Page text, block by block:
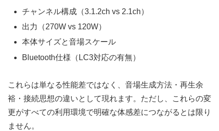
チャンネル構成（3.1.2ch vs 2.1ch）
出力（270W vs 120W）
本体サイズと音場スケール
Bluetooth仕様（LC3対応の有無）
これらは単なる性能差ではなく、音場生成方法・再生余
裕・接続思想の違いとして現れます。ただし、これらの変
更がすべての利用環境で明確な体感差につながるとは限り
ません。